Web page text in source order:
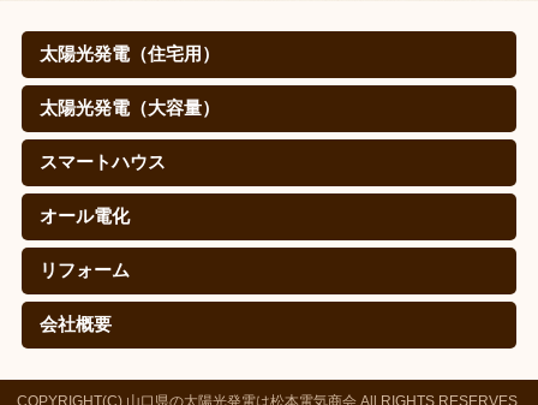
太陽光発電（住宅用）
太陽光発電（住宅用）
太陽光発電の仕組みは？
取扱メーカー
職人のこだわり(松本電気商会のこだわり)
施工例
寄棟屋根の皆さま
価格
導入効果（㊙真実データ）
太陽光発電（大容量）
太陽光発電（大容量）
シャープを選ぶ理由
施工実績
スマートハウス
スマートハウス
蓄電池（自給自足スタイル）
EV・PHEV(PHV)車充電システム
オール電化
オール電化
エコキュート
IHクッキングヒーター
リフォーム
リフォーム
会社概要
会社概要
ご挨拶
環境方針
会社概要
お知らせ
お問い合わせ
見積り・設置シュミレーション
サイトマップ
サイトポリシー
COPYRIGHT(C) 山口県の太陽光発電は松本電気商会 All RIGHTS RESERVES.